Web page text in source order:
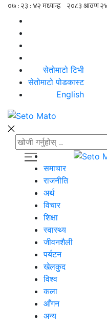
सेतोमाटो टिभी
सेतोमाटो पोडकास्ट
English
समाचार
राजनीति
अर्थ
विचार
शिक्षा
स्वास्थ्य
जीवनशैली
पर्यटन
खेलकुद
विश्व
कला
आँगन
अन्य